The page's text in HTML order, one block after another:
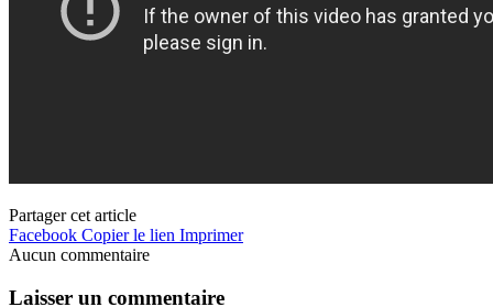
Partager cet article
Facebook Copier le lien Imprimer
Aucun commentaire
Laisser un commentaire